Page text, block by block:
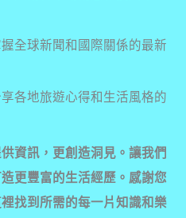
全球新聞和國際關係的最新
各地旅遊心得和生活風格的
資訊，更創造洞見。讓我們
更豐富的生活經歷。感謝您
找到所需的每一片知識和樂